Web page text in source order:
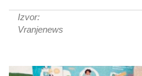
Izvor:
Vranjenews